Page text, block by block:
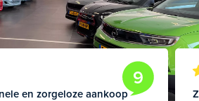
9
en zorgeloze aankoop